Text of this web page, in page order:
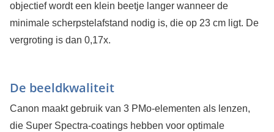
objectief wordt een klein beetje langer wanneer de
minimale scherpstelafstand nodig is, die op 23 cm ligt. De
vergroting is dan 0,17x.
De beeldkwaliteit
Canon maakt gebruik van 3 PMo-elementen als lenzen,
die Super Spectra-coatings hebben voor optimale